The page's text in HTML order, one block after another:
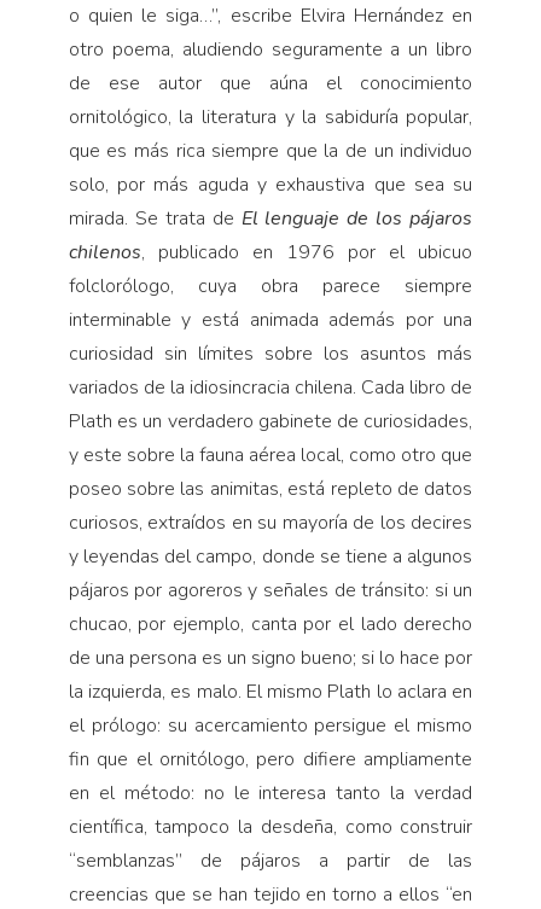
o quien le siga…”, escribe Elvira Hernández en
otro poema, aludiendo seguramente a un libro
de ese autor que aúna el conocimiento
ornitológico, la literatura y la sabiduría popular,
que es más rica siempre que la de un individuo
solo, por más aguda y exhaustiva que sea su
mirada. Se trata de El lenguaje de los pájaros
chilenos, publicado en 1976 por el ubicuo
folclorólogo, cuya obra parece siempre
interminable y está animada además por una
curiosidad sin límites sobre los asuntos más
variados de la idiosincracia chilena. Cada libro de
Plath es un verdadero gabinete de curiosidades,
y este sobre la fauna aérea local, como otro que
poseo sobre las animitas, está repleto de datos
curiosos, extraídos en su mayoría de los decires
y leyendas del campo, donde se tiene a algunos
pájaros por agoreros y señales de tránsito: si un
chucao, por ejemplo, canta por el lado derecho
de una persona es un signo bueno; si lo hace por
la izquierda, es malo. El mismo Plath lo aclara en
el prólogo: su acercamiento persigue el mismo
fin que el ornitólogo, pero difiere ampliamente
en el método: no le interesa tanto la verdad
científica, tampoco la desdeña, como construir
“semblanzas” de pájaros a partir de las
creencias que se han tejido en torno a ellos “en